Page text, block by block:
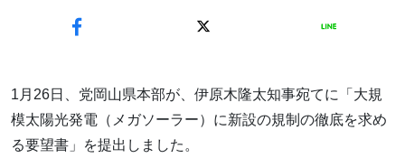
1月26日、党岡山県本部が、伊原木隆太知事宛てに「大規
模太陽光発電（メガソーラー）に新設の規制の徹底を求め
る要望書」を提出しました。